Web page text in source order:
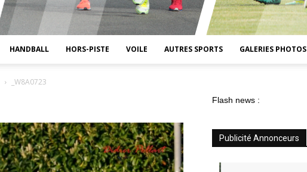
HANDBALL HORS-PISTE VOILE AUTRES SPORTS GALERIES PHOTOS
_W8A0723
Flash news :
Publicité Annonceurs